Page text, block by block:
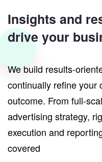
Insights and
drive your
We build results-
continually refine your
outcome. From full-
advertising strategy,
execution and
covered